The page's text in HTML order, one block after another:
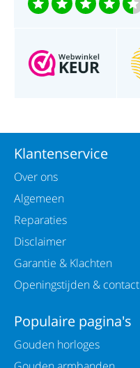
Klantenservice
Over ons
Algemeen
Reparaties
Disclaimer
Garantie & Klachten
Openingstijden & contact
Populaire pagina's
Gouden horloges